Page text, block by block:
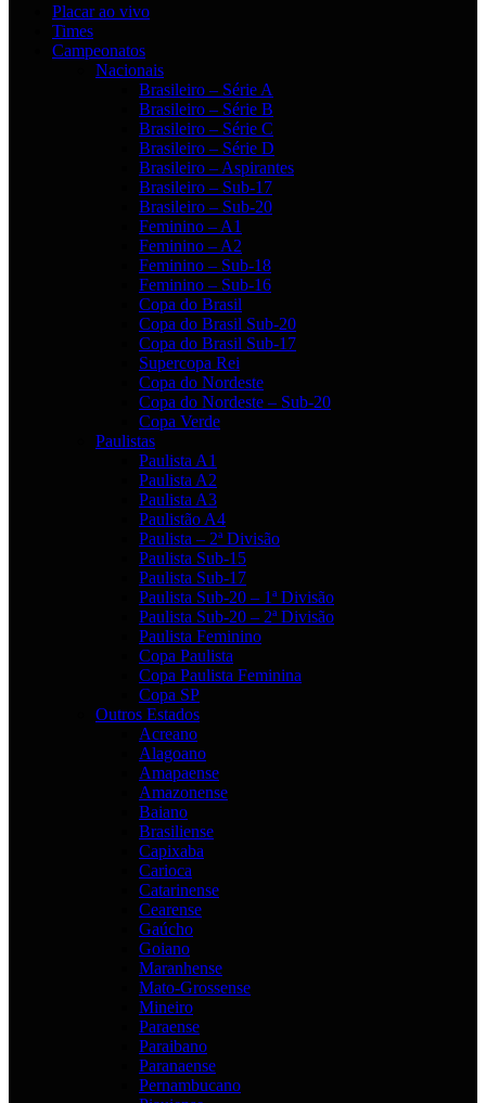
Placar ao vivo
Times
Campeonatos
Nacionais
Brasileiro – Série A
Brasileiro – Série B
Brasileiro – Série C
Brasileiro – Série D
Brasileiro – Aspirantes
Brasileiro – Sub-17
Brasileiro – Sub-20
Feminino – A1
Feminino – A2
Feminino – Sub-18
Feminino – Sub-16
Copa do Brasil
Copa do Brasil Sub-20
Copa do Brasil Sub-17
Supercopa Rei
Copa do Nordeste
Copa do Nordeste – Sub-20
Copa Verde
Paulistas
Paulista A1
Paulista A2
Paulista A3
Paulistão A4
Paulista – 2ª Divisão
Paulista Sub-15
Paulista Sub-17
Paulista Sub-20 – 1ª Divisão
Paulista Sub-20 – 2ª Divisão
Paulista Feminino
Copa Paulista
Copa Paulista Feminina
Copa SP
Outros Estados
Acreano
Alagoano
Amapaense
Amazonense
Baiano
Brasiliense
Capixaba
Carioca
Catarinense
Cearense
Gaúcho
Goiano
Maranhense
Mato-Grossense
Mineiro
Paraense
Paraibano
Paranaense
Pernambucano